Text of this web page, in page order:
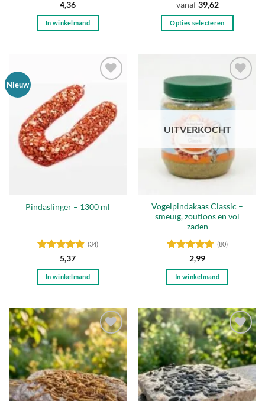
Gewaardeerd
4.44uit 5
4,36
In winkelmand
Gewaardeerd
4.21uit 5
vanaf39,62
Opties selecteren
meerdere
variaties.
Deze
optie
kan
gekozen
worden
op
Nieuw
Toevoegen
aan
verlanglijst
Pindaslinger – 1300 ml
Gewaardeerd
4.88uit 5
(34)
5,37
In winkelmand
Toevoegen
aan
verlanglijst
UITVERKOCHT
Vogelpindakaas Classic –
smeuïg, zoutloos en vol
zaden
Gewaardeerd
4.78uit 5
(80)
2,99
In winkelmand
Toevoegen
aan
verlanglijst
Toevoegen
aan
verlanglijst